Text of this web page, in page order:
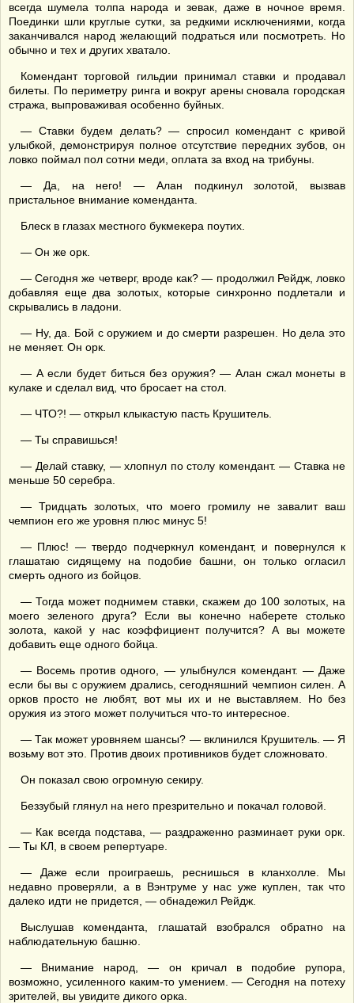
всегда шумела толпа народа и зевак, даже в ночное время.
Поединки шли круглые сутки, за редкими исключениями, когда
заканчивался народ желающий подраться или посмотреть. Но
обычно и тех и других хватало.
Комендант торговой гильдии принимал ставки и продавал
билеты. По периметру ринга и вокруг арены сновала городская
стража, выпроваживая особенно буйных.
— Ставки будем делать? — спросил комендант с кривой
улыбкой, демонстрируя полное отсутствие передних зубов, он
ловко поймал пол сотни меди, оплата за вход на трибуны.
— Да, на него! — Алан подкинул золотой, вызвав
пристальное внимание коменданта.
Блеск в глазах местного букмекера поутих.
— Он же орк.
— Сегодня же четверг, вроде как? — продолжил Рейдж, ловко
добавляя еще два золотых, которые синхронно подлетали и
скрывались в ладони.
— Ну, да. Бой с оружием и до смерти разрешен. Но дела это
не меняет. Он орк.
— А если будет биться без оружия? — Алан сжал монеты в
кулаке и сделал вид, что бросает на стол.
— ЧТО?! — открыл клыкастую пасть Крушитель.
— Ты справишься!
— Делай ставку, — хлопнул по столу комендант. — Ставка не
меньше 50 серебра.
— Тридцать золотых, что моего громилу не завалит ваш
чемпион его же уровня плюс минус 5!
— Плюс! — твердо подчеркнул комендант, и повернулся к
глашатаю сидящему на подобие башни, он только огласил
смерть одного из бойцов.
— Тогда может поднимем ставки, скажем до 100 золотых, на
моего зеленого друга? Если вы конечно наберете столько
золота, какой у нас коэффициент получится? А вы можете
добавить еще одного бойца.
— Восемь против одного, — улыбнулся комендант. — Даже
если бы вы с оружием дрались, сегодняшний чемпион силен. А
орков просто не любят, вот мы их и не выставляем. Но без
оружия из этого может получиться что-то интересное.
— Так может уровняем шансы? — вклинился Крушитель. — Я
возьму вот это. Против двоих противников будет сложновато.
Он показал свою огромную секиру.
Беззубый глянул на него презрительно и покачал головой.
— Как всегда подстава, — раздраженно разминает руки орк.
— Ты КЛ, в своем репертуаре.
— Даже если проиграешь, реснишься в кланхолле. Мы
недавно проверяли, а в Вэнтруме у нас уже куплен, так что
далеко идти не придется, — обнадежил Рейдж.
Выслушав коменданта, глашатай взобрался обратно на
наблюдательную башню.
— Внимание народ, — он кричал в подобие рупора,
возможно, усиленного каким-то умением. — Сегодня на потеху
зрителей, вы увидите дикого орка.